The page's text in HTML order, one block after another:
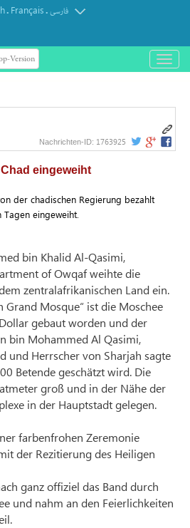
. Français.فارسی
Version
باز
و
کردن
Nachrichten-ID: 1763925
eingeweiht
der chadischen Regierung bezahlt
eingeweiht.
bin Khalid Al-Qasimi,
of Owqaf weihte die
zentralafrikanischen Land ein.
Grand Mosque“ ist die Moschee
gebaut worden und der
bin Mohammed Al Qasimi,
und Herrscher von Sharjah sagte
Betende geschätzt wird. Die
groß und in der Nähe der
in der Hauptstadt gelegen.
farbenfrohen Zeremonie
der Rezitierung des Heiligen
ganz offiziel das Band durch
und nahm an den Feierlichkeiten